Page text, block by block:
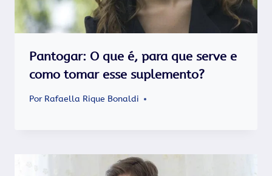
Pantogar: O que é, para que serve e
como tomar esse suplemento?
Por Rafaella Rique Bonaldi